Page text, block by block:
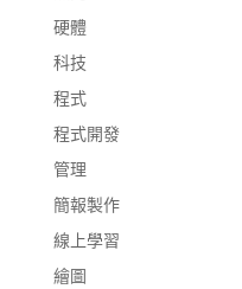
硬體
科技
程式
程式開發
管理
簡報製作
線上學習
繪圖